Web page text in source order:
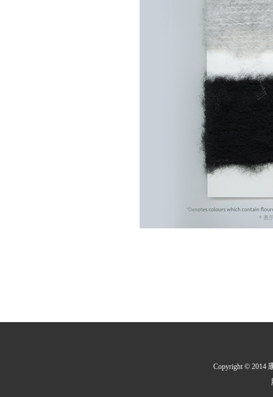
Copyright © 2014